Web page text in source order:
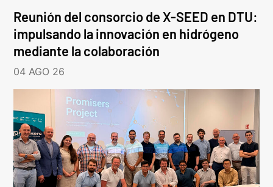
Reunión del consorcio de X-SEED en DTU:
impulsando la innovación en hidrógeno
mediante la colaboración
04 AGO 26